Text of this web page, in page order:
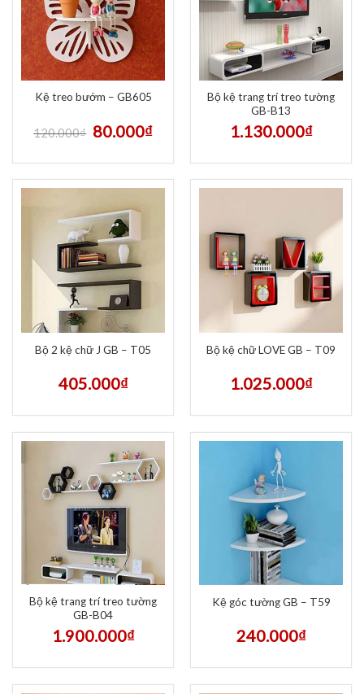
Kệ treo bướm – GB605
120.000₫ 80.000₫
Bộ kệ trang trí treo tường
GB-B13
1.130.000₫
Bộ 2 kệ chữ J GB – T05
405.000₫
Bộ kệ chữ LOVE GB – T09
1.025.000₫
Bộ kệ trang trí treo tường
GB-B04
1.900.000₫
Kệ góc tường GB – T59
240.000₫